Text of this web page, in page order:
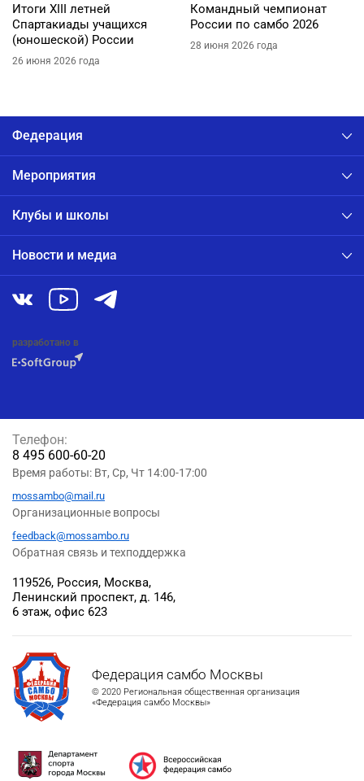
Итоги XIII летней
Спартакиады учащихся
(юношеской) России
26 июня 2026 года
Командный чемпионат
России по самбо 2026
28 июня 2026 года
Федерация
Мероприятия
Клубы и школы
Новости и медиа
разработано в
Федерация самбо Москвы
© 2020 Региональная общественная организация
«Федерация самбо Москвы»
119526, Россия, Москва,
Ленинский проспект, д. 146,
6 этаж, офис 623
Телефон:
8 495 600-60-20
Время работы: Вт, Ср, Чт 14:00-17:00
mossambo@mail.ru
Организационные вопросы
feedback@mossambo.ru
Обратная связь и техподдержка